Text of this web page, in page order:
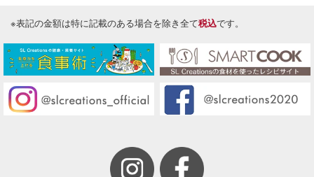
２０２１年 サマーパーティ（３名分）
投稿日：2021/06/28 投稿者：SL Creations
レンジで簡単チャーシュー
２０２１年 ミートパーティ「アレンジ」（３
名分）
投稿日：2021/04/26 投稿者：SL Creations
すぐ作れるシンプルミートレシ
ピ （２０２１年「４Ｘミー
トカタログ」）
※表記の金額は特に記載のある場合を除き全て税込です。